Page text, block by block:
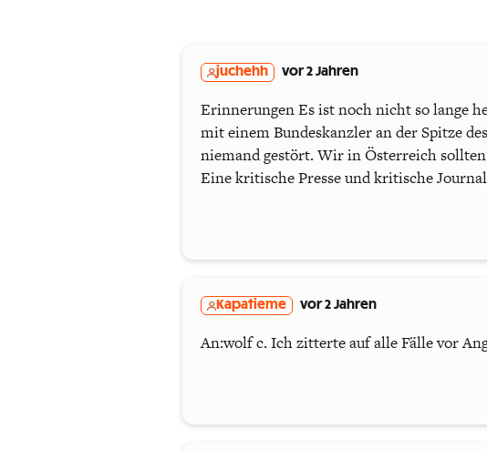
juchehh vor 2 Jahren
Erinnerungen Es ist noch nicht so lange
mit einem Bundeskanzler an der Spitze
niemand gestört. Wir in Österreich
Eine kritische Presse und kritische
Kapatieme vor 2 Jahren
An:wolf c. Ich zitterte auf alle Fälle vor